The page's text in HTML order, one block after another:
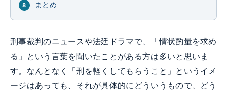
まとめ
刑事裁判のニュースや法廷ドラマで、「情状酌量を求め
る」という言葉を聞いたことがある方は多いと思いま
す。なんとなく「刑を軽くしてもらうこと」というイメ
ージはあっても、それが具体的にどういうもので、どう